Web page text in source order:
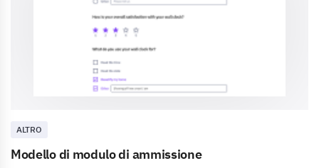
ALTRO
Modello di modulo di ammissione